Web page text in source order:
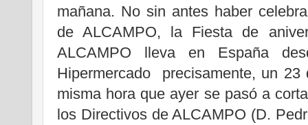
mañana. No sin antes haber
de ALCAMPO, la Fiesta de
ALCAMPO lleva en España
Hipermercado precisamente, un
misma hora que ayer se pasó a
los Directivos de ALCAMPO (D.